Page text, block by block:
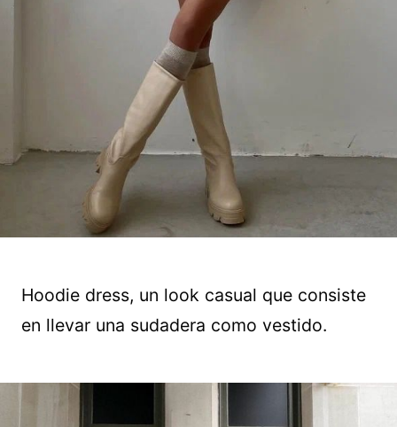
Hoodie dress, un look casual que consiste
en llevar una sudadera como vestido.